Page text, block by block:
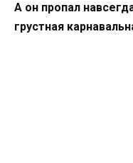
А он пропал
грустная